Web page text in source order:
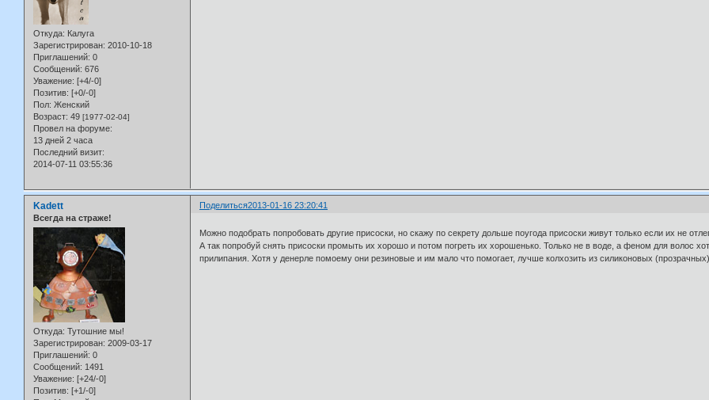
Откуда: Калуга
Зарегистрирован: 2010-10-18
Приглашений: 0
Сообщений: 676
Уважение: [+4/-0]
Позитив: [+0/-0]
Пол: Женский
Возраст: 49 [1977-02-04]
Провел на форуме:
13 дней 2 часа
Последний визит:
2014-07-11 03:55:36
Поделиться2013-01-16 23:20:41
Kadett
Всегда на страже!
Откуда: Тутошние мы!
Зарегистрирован: 2009-03-17
Приглашений: 0
Сообщений: 1491
Уважение: [+24/-0]
Позитив: [+1/-0]
Можно подобрать попробовать другие присоски, но скажу по секрету дольше поугода присоски живут только если их не
А так попробуй снять присоски промыть их хорошо и потом погреть их хорошенько. Только не в воде, а феном для волос
прилипания. Хотя у денерле помоему они резиновые и им мало что помогает, лучше колхозить из силиконовых